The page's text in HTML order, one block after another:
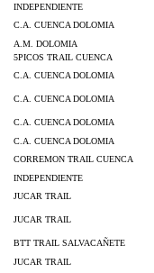
INDEPENDIENTE
C.A. CUENCA DOLOMIA
A.M. DOLOMIA
5PICOS TRAIL CUENCA
C.A. CUENCA DOLOMIA
C.A. CUENCA DOLOMIA
C.A. CUENCA DOLOMIA
C.A. CUENCA DOLOMIA
CORREMON TRAIL CUENCA
INDEPENDIENTE
JUCAR TRAIL
JUCAR TRAIL
BTT TRAIL SALVACAÑETE
JUCAR TRAIL